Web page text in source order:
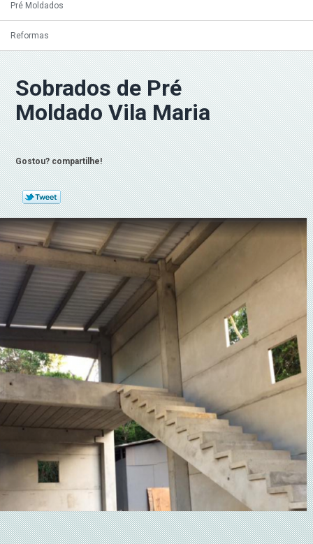
Pré Moldados
Reformas
Sobrados de Pré
Moldado Vila Maria
Gostou? compartilhe!